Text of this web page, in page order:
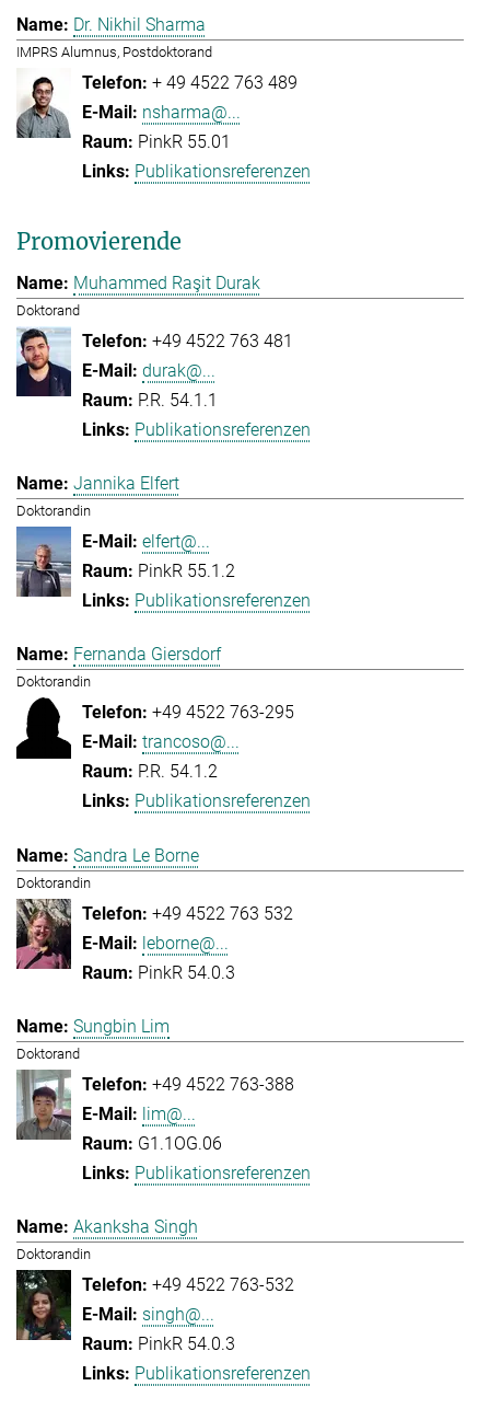
Dr. Nikhil Sharma
IMPRS Alumnus, Postdoktorand
+ 49 4522 763 489
nsharma@...
PinkR 55.01
Publikationsreferenzen
Promovierende
Muhammed Raşit Durak
Doktorand
+49 4522 763 481
durak@...
P.R. 54.1.1
Publikationsreferenzen
Jannika Elfert
Doktorandin
elfert@...
PinkR 55.1.2
Publikationsreferenzen
Fernanda Giersdorf
Doktorandin
+49 4522 763-295
trancoso@...
P.R. 54.1.2
Publikationsreferenzen
Sandra Le Borne
Doktorandin
+49 4522 763 532
leborne@...
PinkR 54.0.3
Sungbin Lim
Doktorand
+49 4522 763-388
lim@...
G1.1OG.06
Publikationsreferenzen
Akanksha Singh
Doktorandin
+49 4522 763-532
singh@...
PinkR 54.0.3
Publikationsreferenzen